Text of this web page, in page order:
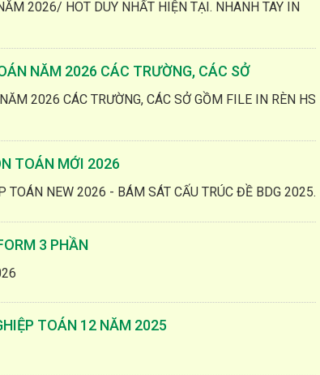
2026/ HOT DUY NHẤT HIỆN TẠI. NHANH TAY IN
NĂM 2026 CÁC TRƯỜNG, CÁC SỞ
2026 CÁC TRƯỜNG, CÁC SỞ GỒM FILE IN RÈN HS
TOÁN MỚI 2026
TOÁN NEW 2026 - BÁM SÁT CẤU TRÚC ĐỀ BDG 2025.
3 PHẦN
TOÁN 12 NĂM 2025